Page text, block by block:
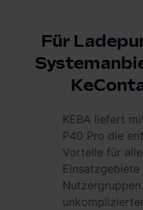
Für
KEBA liefert
P40 Pro die
Vorteile für